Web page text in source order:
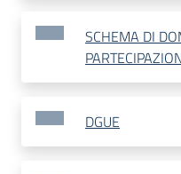
SCHEMA DI
DGUE